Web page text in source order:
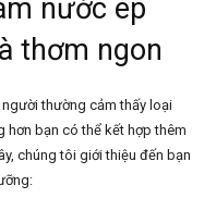
nước ép
thơm ngon
thường cảm thấy loại
hơn bạn có thể kết hợp thêm
chúng tôi giới thiệu đến bạn